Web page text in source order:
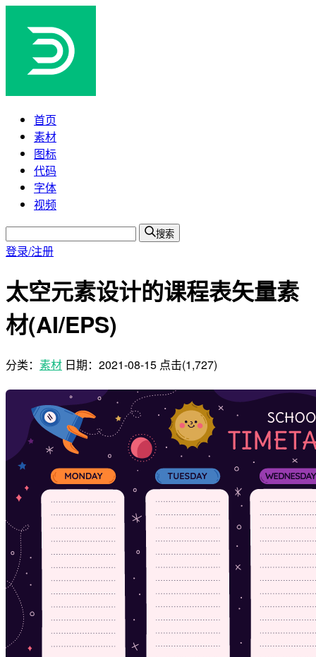
首页
素材
图标
代码
字体
视频
搜索
登录/注册
太空元素设计的课程表矢量素
材(AI/EPS)
分类： 素材 日期： 2021-08-15 点击(1,727)